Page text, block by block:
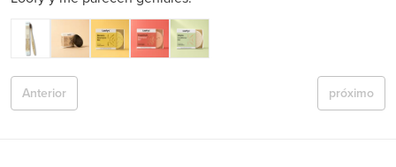
próximo
Anterior